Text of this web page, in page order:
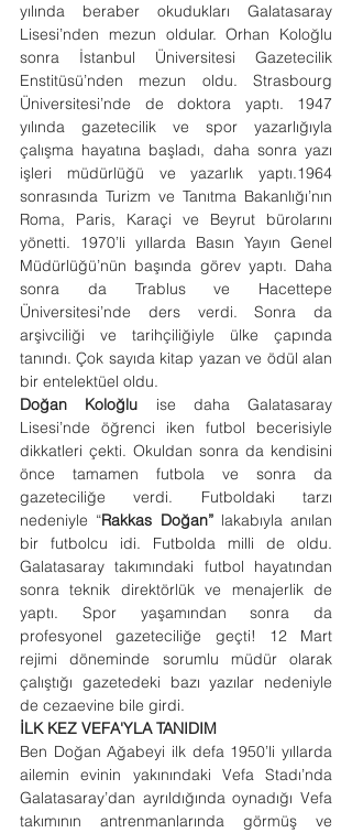
yılında beraber okudukları Galatasaray
Lisesi’nden mezun oldular. Orhan Koloğlu
sonra İstanbul Üniversitesi Gazetecilik
Enstitüsü’nden mezun oldu. Strasbourg
Üniversitesi’nde de doktora yaptı. 1947
yılında gazetecilik ve spor yazarlığıyla
çalışma hayatına başladı, daha sonra yazı
işleri müdürlüğü ve yazarlık yaptı.1964
sonrasında Turizm ve Tanıtma Bakanlığı’nın
Roma, Paris, Karaçi ve Beyrut bürolarını
yönetti. 1970’li yıllarda Basın Yayın Genel
Müdürlüğü’nün başında görev yaptı. Daha
sonra da Trablus ve Hacettepe
Üniversitesi’nde ders verdi. Sonra da
arşivciliği ve tarihçiliğiyle ülke çapında
tanındı. Çok sayıda kitap yazan ve ödül alan
bir entelektüel oldu.
Doğan Koloğlu ise daha Galatasaray
Lisesi’nde öğrenci iken futbol becerisiyle
dikkatleri çekti. Okuldan sonra da kendisini
önce tamamen futbola ve sonra da
gazeteciliğe verdi. Futboldaki tarzı
nedeniyle “Rakkas Doğan” lakabıyla anılan
bir futbolcu idi. Futbolda milli de oldu.
Galatasaray takımındaki futbol hayatından
sonra teknik direktörlük ve menajerlik de
yaptı. Spor yaşamından sonra da
profesyonel gazeteciliğe geçti! 12 Mart
rejimi döneminde sorumlu müdür olarak
çalıştığı gazetedeki bazı yazılar nedeniyle
de cezaevine bile girdi.
İLK KEZ VEFA'YLA TANIDIM
Ben Doğan Ağabeyi ilk defa 1950’li yıllarda
ailemin evinin yakınındaki Vefa Stadı’nda
Galatasaray’dan ayrıldığında oynadığı Vefa
takımının antrenmanlarında görmüş ve